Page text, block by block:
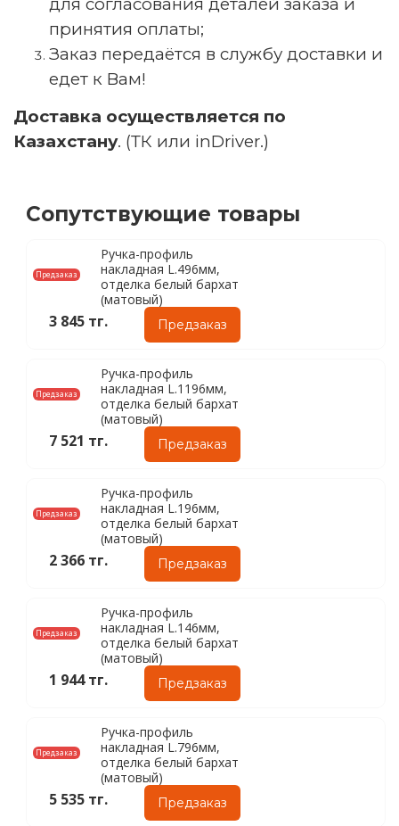
принятия оплаты;
Заказ передаётся в службу доставки и
едет к Вам!
Доставка осуществляется по
Казахстану. (ТК или inDriver.)
Сопутствующие товары
Предзаказ
Ручка-профиль
накладная L.496мм,
отделка белый бархат
(матовый)
3 845 тг. Предзаказ
Предзаказ
Ручка-профиль
накладная L.1196мм,
отделка белый бархат
(матовый)
7 521 тг. Предзаказ
Предзаказ
Ручка-профиль
накладная L.196мм,
отделка белый бархат
(матовый)
2 366 тг. Предзаказ
Предзаказ
Ручка-профиль
накладная L.146мм,
отделка белый бархат
(матовый)
1 944 тг. Предзаказ
Предзаказ
Ручка-профиль
накладная L.796мм,
отделка белый бархат
(матовый)
5 535 тг. Предзаказ